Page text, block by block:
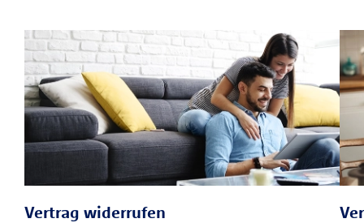
Vertrag widerrufen